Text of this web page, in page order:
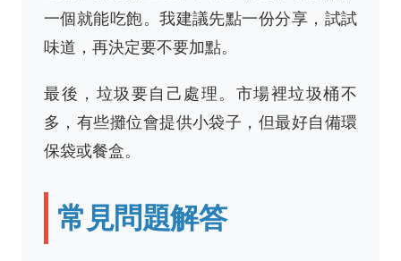
一個就能吃飽。我建議先點一份分享，試試
味道，再決定要不要加點。
最後，垃圾要自己處理。市場裡垃圾桶不
多，有些攤位會提供小袋子，但最好自備環
保袋或餐盒。
常見問題解答